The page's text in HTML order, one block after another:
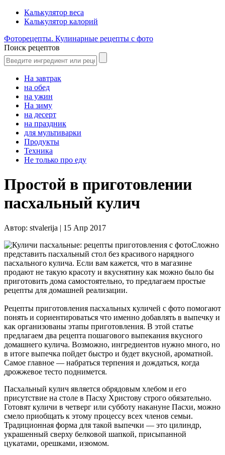
Калькулятор веса
Калькулятор калорий
Фоторецепты. Кулинарные рецепты с фото
Поиск рецептов
На завтрак
на обед
на ужин
На зиму
на десерт
на праздник
для мультиварки
Продукты
Техника
Не только про еду
Простой в приготовлении
пасхальный кулич
Автор: stvalerija | 15 Апр 2017
Сложно
представить пасхальный стол без красивого нарядного
пасхального кулича. Если вам кажется, что в магазине
продают не такую красоту и вкуснятину как можно было бы
приготовить дома самостоятельно, то предлагаем простые
рецепты для домашней реализации.
Рецепты приготовления пасхальных куличей с фото помогают
понять и сориентироваться что именно добавлять в выпечку и
как организованы этапы приготовления. В этой статье
предлагаем два рецепта пошагового выпекания вкусного
домашнего кулича. Возможно, ингредиентов нужно много, но
в итоге выпечка пойдет быстро и будет вкусной, ароматной.
Самое главное — набраться терпения и дождаться, когда
дрожжевое тесто поднимется.
Пасхальный кулич является обрядовым хлебом и его
присутствие на столе в Пасху Христову строго обязательно.
Готовят куличи в четверг или субботу накануне Пасхи, можно
смело приобщать к этому процессу всех членов семьи.
Традиционная форма для такой выпечки — это цилиндр,
украшенный сверху белковой шапкой, присыпанной
цукатами, орешками, изюмом.